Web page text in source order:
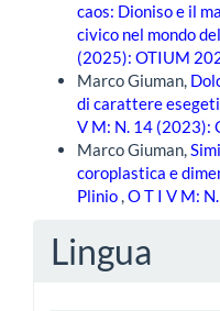
caos: Dioniso e il
civico nel mondo
(2025): OTIUM
Marco Giuman,
di carattere
V M: N. 14 (2023):
Marco Giuman,
coroplastica e
Plinio,O T I V M:
Lingua